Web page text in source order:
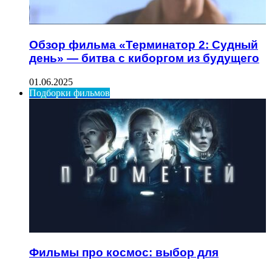
Обзор фильма «Терминатор 2: Судный
день» — битва с киборгом из будущего
01.06.2025
Подборки фильмов
Фильмы про космос: выбор для